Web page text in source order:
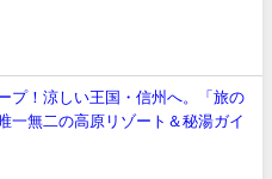
プ！涼しい王国・信州へ。「旅の
一無二の高原リゾート＆秘湯ガイ